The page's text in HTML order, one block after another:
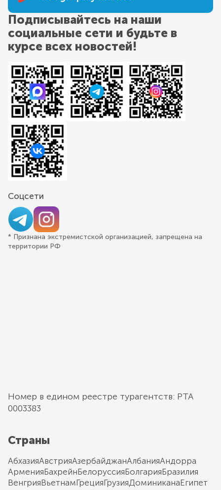
Подписывайтесь на наши
социальные сети и будьте в
курсе всех новостей!
Соцсети
* Признана экстремистской организацией, запрещена на
территории РФ
Номер в едином реестре турагентств: РТА
0003383
Страны
АбхазияАвстрияАзербайджанАлбанияАндорра
АрменияБахрейнБелоруссияБолгарияБразилия
ВенгрияВьетнамГрецияГрузияДоминиканаЕгипет